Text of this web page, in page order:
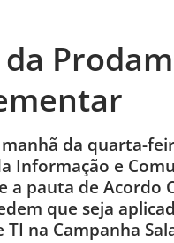
da quarta-
Informação e
pauta de Acordo
que seja
na Campanha